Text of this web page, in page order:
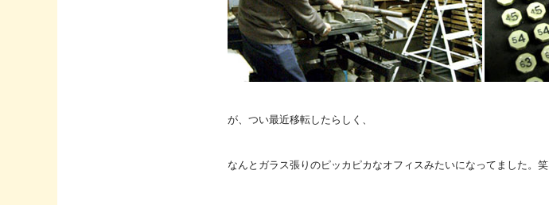
が、つい最近移転したらしく、
なんとガラス張りのピッカピカなオフィスみたいになってました。笑